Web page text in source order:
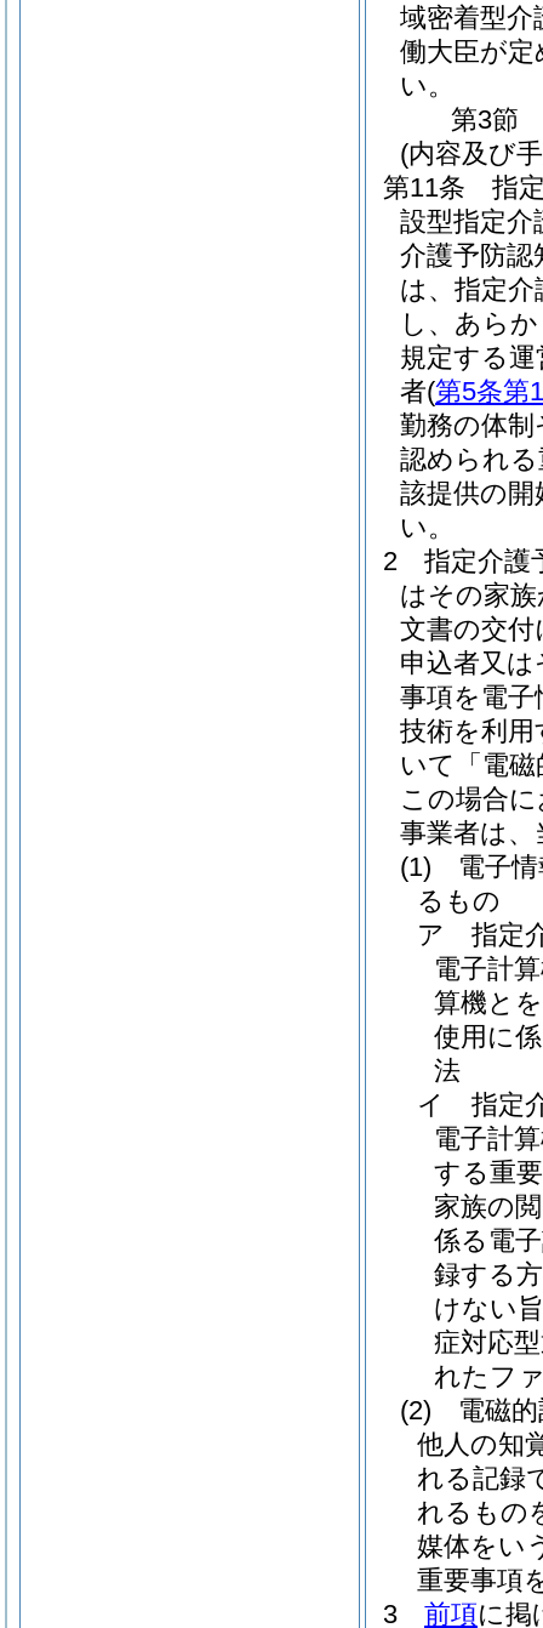
域密着型介
働大臣が
い。
第3節
(内容及び
第11条
指
設型指定介
介護予防認
は、指定
し、あら
規定する
者(第5条第
勤務の体
認められ
該提供の
い。
2
指定介護
はその家
文書の交
申込者又
事項を電
技術を利
いて「電
この場合
事業者は
(1)
電子
るもの
ア
指定
電子計
算機と
使用に
法
イ
指定
電子計
する重
家族の
係る電
録する
けない
症対応
れたフ
(2)
電磁
他人の知
れる記録
れるもの
媒体をい
重要事項
3
前項に掲